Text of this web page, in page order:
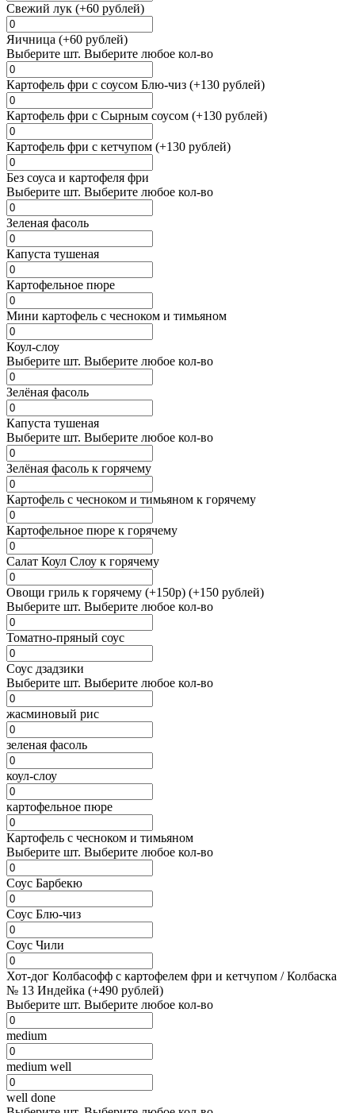
Свежий лук (+60 рублей)
Яичница (+60 рублей)
Выберите шт. Выберите любое кол-во
Картофель фри с соусом Блю-чиз (+130 рублей)
Картофель фри с Сырным соусом (+130 рублей)
Картофель фри с кетчупом (+130 рублей)
Без соуса и картофеля фри
Выберите шт. Выберите любое кол-во
Зеленая фасоль
Капуста тушеная
Картофельное пюре
Мини картофель с чесноком и тимьяном
Коул-слоу
Выберите шт. Выберите любое кол-во
Зелёная фасоль
Капуста тушеная
Выберите шт. Выберите любое кол-во
Зелёная фасоль к горячему
Картофель с чесноком и тимьяном к горячему
Картофельное пюре к горячему
Салат Коул Слоу к горячему
Овощи гриль к горячему (+150р) (+150 рублей)
Выберите шт. Выберите любое кол-во
Томатно-пряный соус
Соус дзадзики
Выберите шт. Выберите любое кол-во
жасминовый рис
зеленая фасоль
коул-слоу
картофельное пюре
Картофель с чесноком и тимьяном
Выберите шт. Выберите любое кол-во
Соус Барбекю
Соус Блю-чиз
Соус Чили
Хот-дог Колбасофф с картофелем фри и кетчупом / Колбаска
№ 13 Индейка (+490 рублей)
Выберите шт. Выберите любое кол-во
medium
medium well
well done